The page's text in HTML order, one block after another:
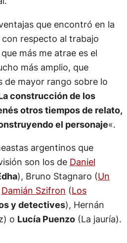
que encontró en la
respecto al trabajo
más me atrae es el
más amplio, que
mayor rango sobre lo
construcción de los
otros tiempos de relato,
el personaje«.
argentinos que
son los deDaniel
), Bruno Stagnaro (
Damián Szifron(Los
y detectives), Hernán
o Lucía Puenzo(La jauría).